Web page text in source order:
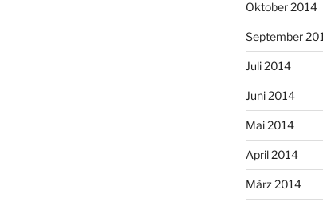
Oktober 2014
September
Juli 2014
Juni 2014
Mai 2014
April 2014
März 2014